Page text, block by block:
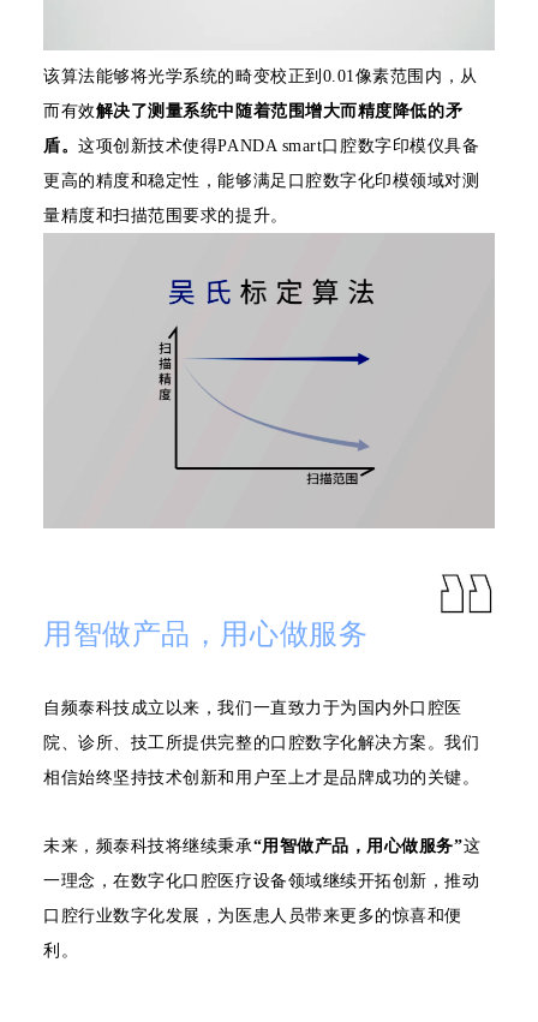
该算法能够将光学系统的畸变校正到0.01像素范围内，从
而有效解决了测量系统中随着范围增大而精度降低的矛
盾。这项创新技术使得PANDA smart口腔数字印模仪具备
更高的精度和稳定性，能够满足口腔数字化印模领域对测
量精度和扫描范围要求的提升。
用智做产品，用心做服务
自频泰科技成立以来，我们一直致力于为国内外口腔医
院、诊所、技工所提供完整的口腔数字化解决方案。我们
相信始终坚持技术创新和用户至上才是品牌成功的关键。
未来，频泰科技将继续秉承“用智做产品，用心做服务”这
一理念，在数字化口腔医疗设备领域继续开拓创新，推动
口腔行业数字化发展，为医患人员带来更多的惊喜和便
利。